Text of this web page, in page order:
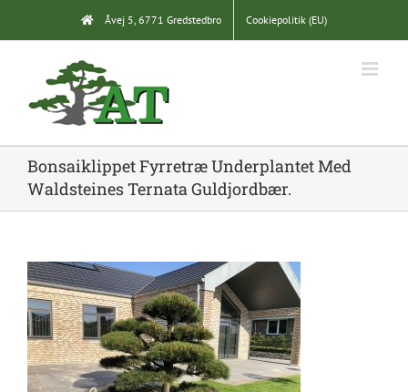
content
Åvej 5, 6771 Gredstedbro Cookiepolitik (EU)
Bonsaiklippet Fyrretræ Underplantet Med
Waldsteines Ternata Guldjordbær.